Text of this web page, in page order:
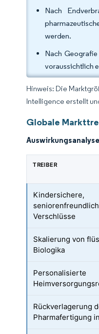
Nach
werden.
Nach
voraussichtlich
Hinweis: Die
Intelligence erstellt
Globale
TREIBER
Kindersichere,
Verschlüsse
Skalierung von
Biologika
Personalisierte
Rückverlagerung
Pharmafertigung